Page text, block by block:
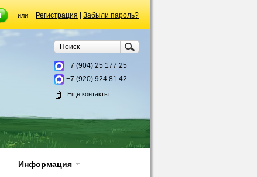
или Регистрация|Забыли пароль?
+7 (904) 25 177 25
+7 (920) 924 81 42
Еще контакты
Информация